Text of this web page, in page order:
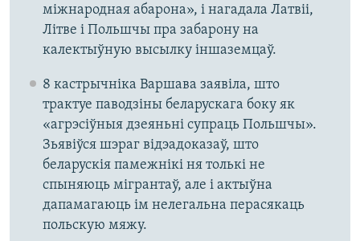
міжнародная абарона», і нагадала Латвіі,
Літве і Польшчы пра забарону на
калектыўную высылку іншаземцаў.
8 кастрычніка Варшава заявіла, што
трактуе паводзіны беларускага боку як
«агрэсіўныя дзеяньні супраць Польшчы».
Зьявіўся шэраг відэадоказаў, што
беларускія памежнікі ня толькі не
спыняюць мігрантаў, але і актыўна
дапамагаюць ім нелегальна перасякаць
польскую мяжу.